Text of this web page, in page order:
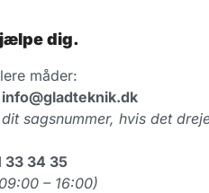
dig.
måder:
info@gladteknik.dk
sagsnummer, hvis det
33 34 35
– 16:00)